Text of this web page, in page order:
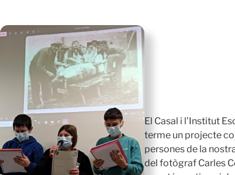
El Casal i l’Institut
terme un projecte
persones de la
del fotògraf Carles